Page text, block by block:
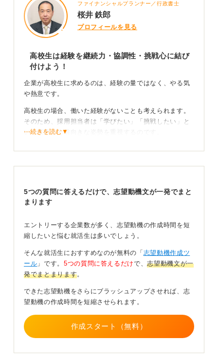
ファイナンシャルプランナー／行政書士
桜井 鉄郎
プロフィールを見る
高校生は経験を継続力・協調性・挑戦心に結び
付けよう！
企業が高校生に求めるのは、経験の量ではなく、やる気
や熱意です。
高校生の場合、働いた経験がないことも考えられます。
そのため、採用担当者は「学びたい」「挑戦したい」と
いう素直さと前向きな姿勢を重視するのです。
いる
部活動や委員会の経験が継続力、協調性、挑戦心として
アピールできます。
投げ出さない力」として継続力や責任感に転用可能で
す。
チームで活動した経験があれば、「職場で周囲と協力で
きる人材」として映ります。
「社会に出て役に立ちたい」といった意欲を入れるのが
効果的です。
志望動機は経験・学んだこと・意欲をセットで伝え
る
⋯続きを読む▼
5つの質問に答えるだけで、志望動機文が一発でまと
まります
エントリーする企業数が多く、志望動機の作成時間を短
縮したいと悩む就活生は多いでしょう。
そんな就活生におすすめなのが無料の「 志望動機作成ツ
ール 」です。 5つの質問に答えるだけで、志望動機文が一
発でまとまります。
できた志望動機をさらにブラッシュアップさせれば、志
望動機の作成時間を短縮させられます。
作成スタート（無料）